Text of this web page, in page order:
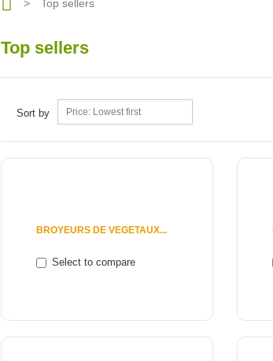
> Top sellers
Top sellers
Sort by Price: Lowest first
BROYEURS DE VEGETAUX...
Select to compare